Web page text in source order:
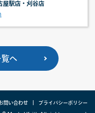
屋駅店・刈谷店
覧へ
問い合わせ プライバシーポリシー